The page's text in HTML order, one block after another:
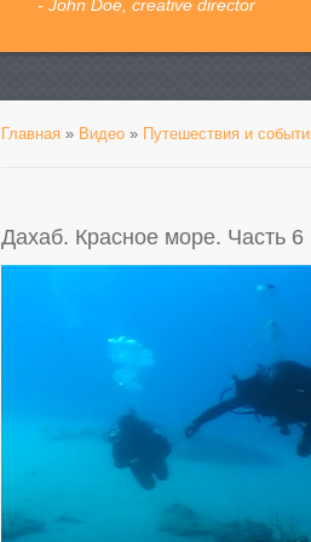
- John Doe, creative director
Главная » Видео » Путешествия и
Дахаб. Красное море. Часть 6